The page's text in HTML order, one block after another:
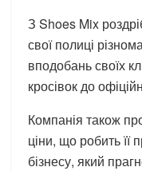
З Shoes Mix
свої полиці
вподобань своїх
кросівок до
Компанія також
ціни, що робить її
бізнесу, який